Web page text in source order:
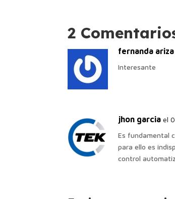
2
fernanda ariza
Interesante
jhon garcia el
Es fundamental
para ello es
control